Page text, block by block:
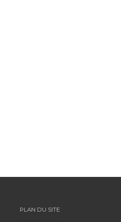
PLAN DU SITE